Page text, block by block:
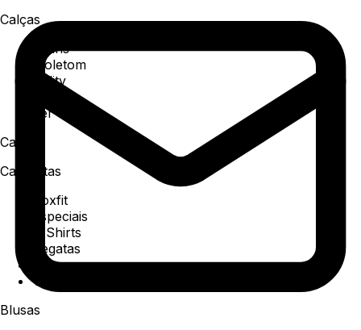
Calças
Jeans
Moletom
Utility
Ver todos
Camisa
Camisetas
Boxfit
Especiais
T-Shirts
Regatas
Polo
Ver todos
Blusas